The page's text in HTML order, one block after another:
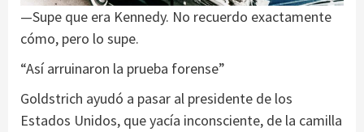
—Supe que era Kennedy. No recuerdo exactamente
cómo, pero lo supe.
“Así arruinaron la prueba forense”
Goldstrich ayudó a pasar al presidente de los
Estados Unidos, que yacía inconsciente, de la camilla